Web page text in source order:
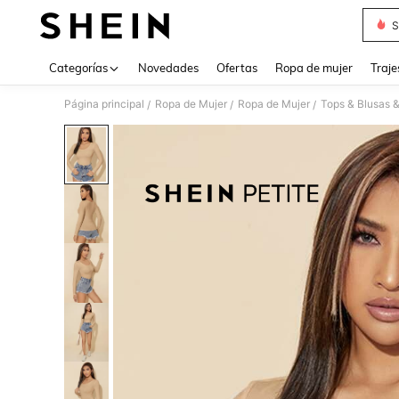
Categorías Novedades Ofertas Ropa de mujer
Página principal / Ropa de Mujer / Ropa de Mujer / Tops & Blusas